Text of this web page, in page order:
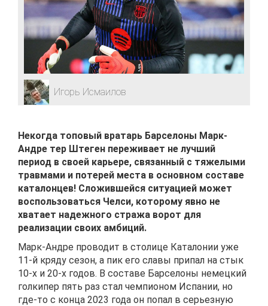
Игорь Исмаилов
Некогда топовый вратарь Барселоны Марк-
Андре тер Штеген переживает не лучший
период в своей карьере, связанный с тяжелыми
травмами и потерей места в основном составе
каталонцев! Сложившейся ситуацией может
воспользоваться Челси, которому явно не
хватает надежного стража ворот для
реализации своих амбиций.
Марк-Андре проводит в столице Каталонии уже
11-й кряду сезон, а пик его славы припал на стык
10-х и 20-х годов. В составе Барселоны немецкий
голкипер пять раз стал чемпионом Испании, но
где-то с конца 2023 года он попал в серьезную